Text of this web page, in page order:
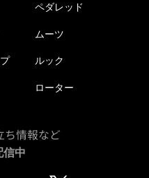
ペダレッド
ムーツ
ルック
ローター
ち情報など
信中